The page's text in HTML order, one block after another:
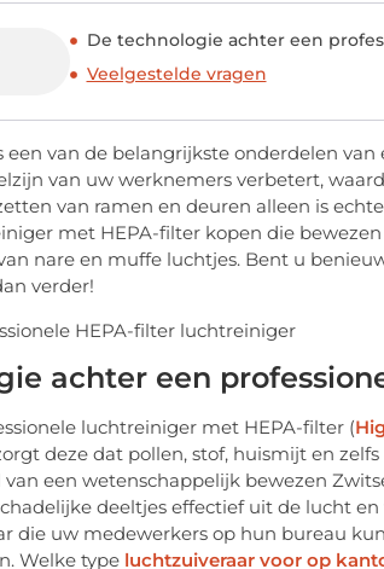
De technologie achter een
Veelgestelde vragen
een van de belangrijkste onderdelen
van uw werknemers verbetert,
van ramen en deuren alleen is
met HEPA-filter kopen die
nare en muffe luchtjes. Bent u
verder!
achter een
luchtreiniger met HEPA-filter (
deze dat pollen, stof, huismijt en
een wetenschappelijk bewezen
deeltjes effectief uit de lucht
die uw medewerkers op hun bureau
Welke type luchtzuiveraar voor op